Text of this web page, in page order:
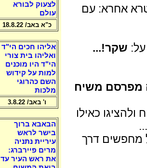
אחרא: עם
שקר!...
מפרסם משיח
כאילו
מחפשים דרך
לצעוק לבורא
עולם
כ"א באב/ 18.8.22
אליהו חכים הי"ד
ואליהו בית צורי
הי"ד היו מוכנים
למות על קידוש
השם כהרוגי
מלכות
ו' באב/ 3.8.22
הבאבא ברוך
בישר לראש
עיריית נתניה
מרים פיירברג:
את ראש העיר עד